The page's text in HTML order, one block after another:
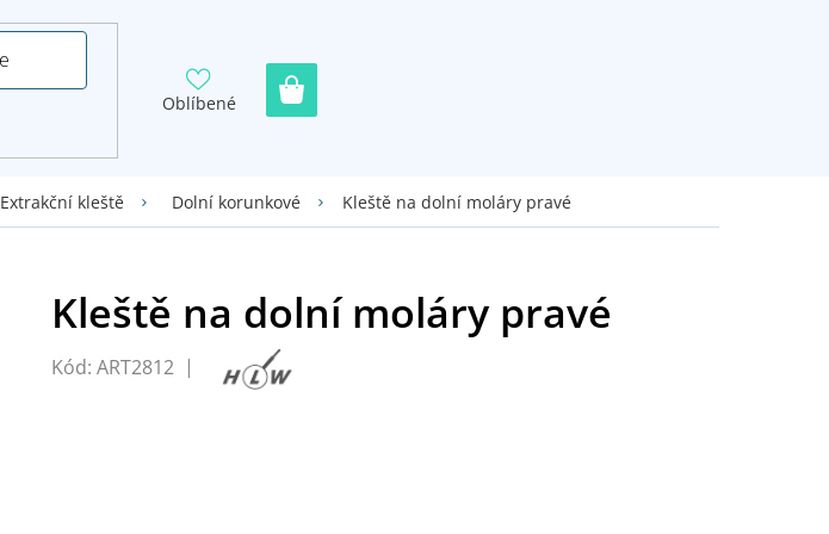
Oblíbené
Extrakční kleště Dolní korunkové Kleště na dolní moláry pravé
Kód: ART2812